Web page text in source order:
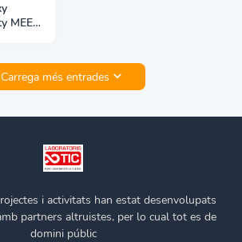
MEET,
Carrega més entrades
i activitats han estat desenvolupats
partners altruistes, per lo cual tot es de
domini públic